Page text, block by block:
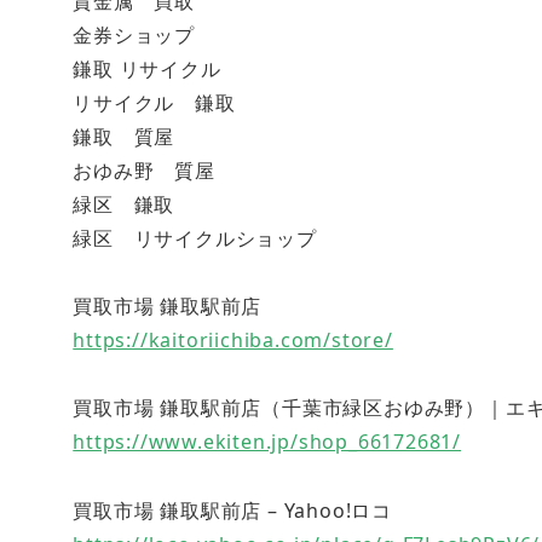
金券ショップ
鎌取 リサイクル
リサイクル 鎌取
鎌取 質屋
おゆみ野 質屋
緑区 鎌取
緑区 リサイクルショップ
買取市場 鎌取駅前店
https://kaitoriichiba.com/store/
買取市場 鎌取駅前店（千葉市緑区おゆみ野）｜
https://www.ekiten.jp/shop_66172681/
買取市場 鎌取駅前店 – Yahoo!ロコ